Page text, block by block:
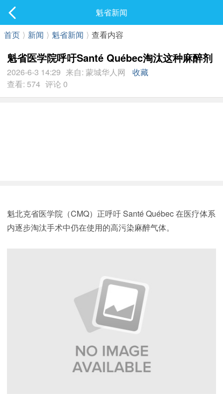
最新发表
魁省新闻
首页 ⟩ 新闻 ⟩ 魁省新闻 ⟩ 查看内容
魁省医学院呼吁Santé Québec淘汰这种麻醉剂
2026-6-3 14:29 来自: 蒙城华人网
收藏
查看: 574 评论 0
魁北克省医学院（CMQ）正呼吁 Santé Québec 在医疗体系
内逐步淘汰手术中仍在使用的高污染麻醉气体。